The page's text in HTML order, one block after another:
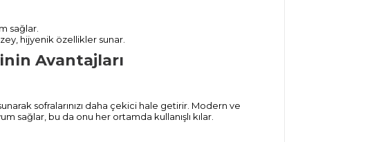
sağlar.
hijyenik özellikler sunar.
Avantajları
sofralarınızı daha çekici hale getirir. Modern ve
sağlar, bu da onu her ortamda kullanışlı kılar.